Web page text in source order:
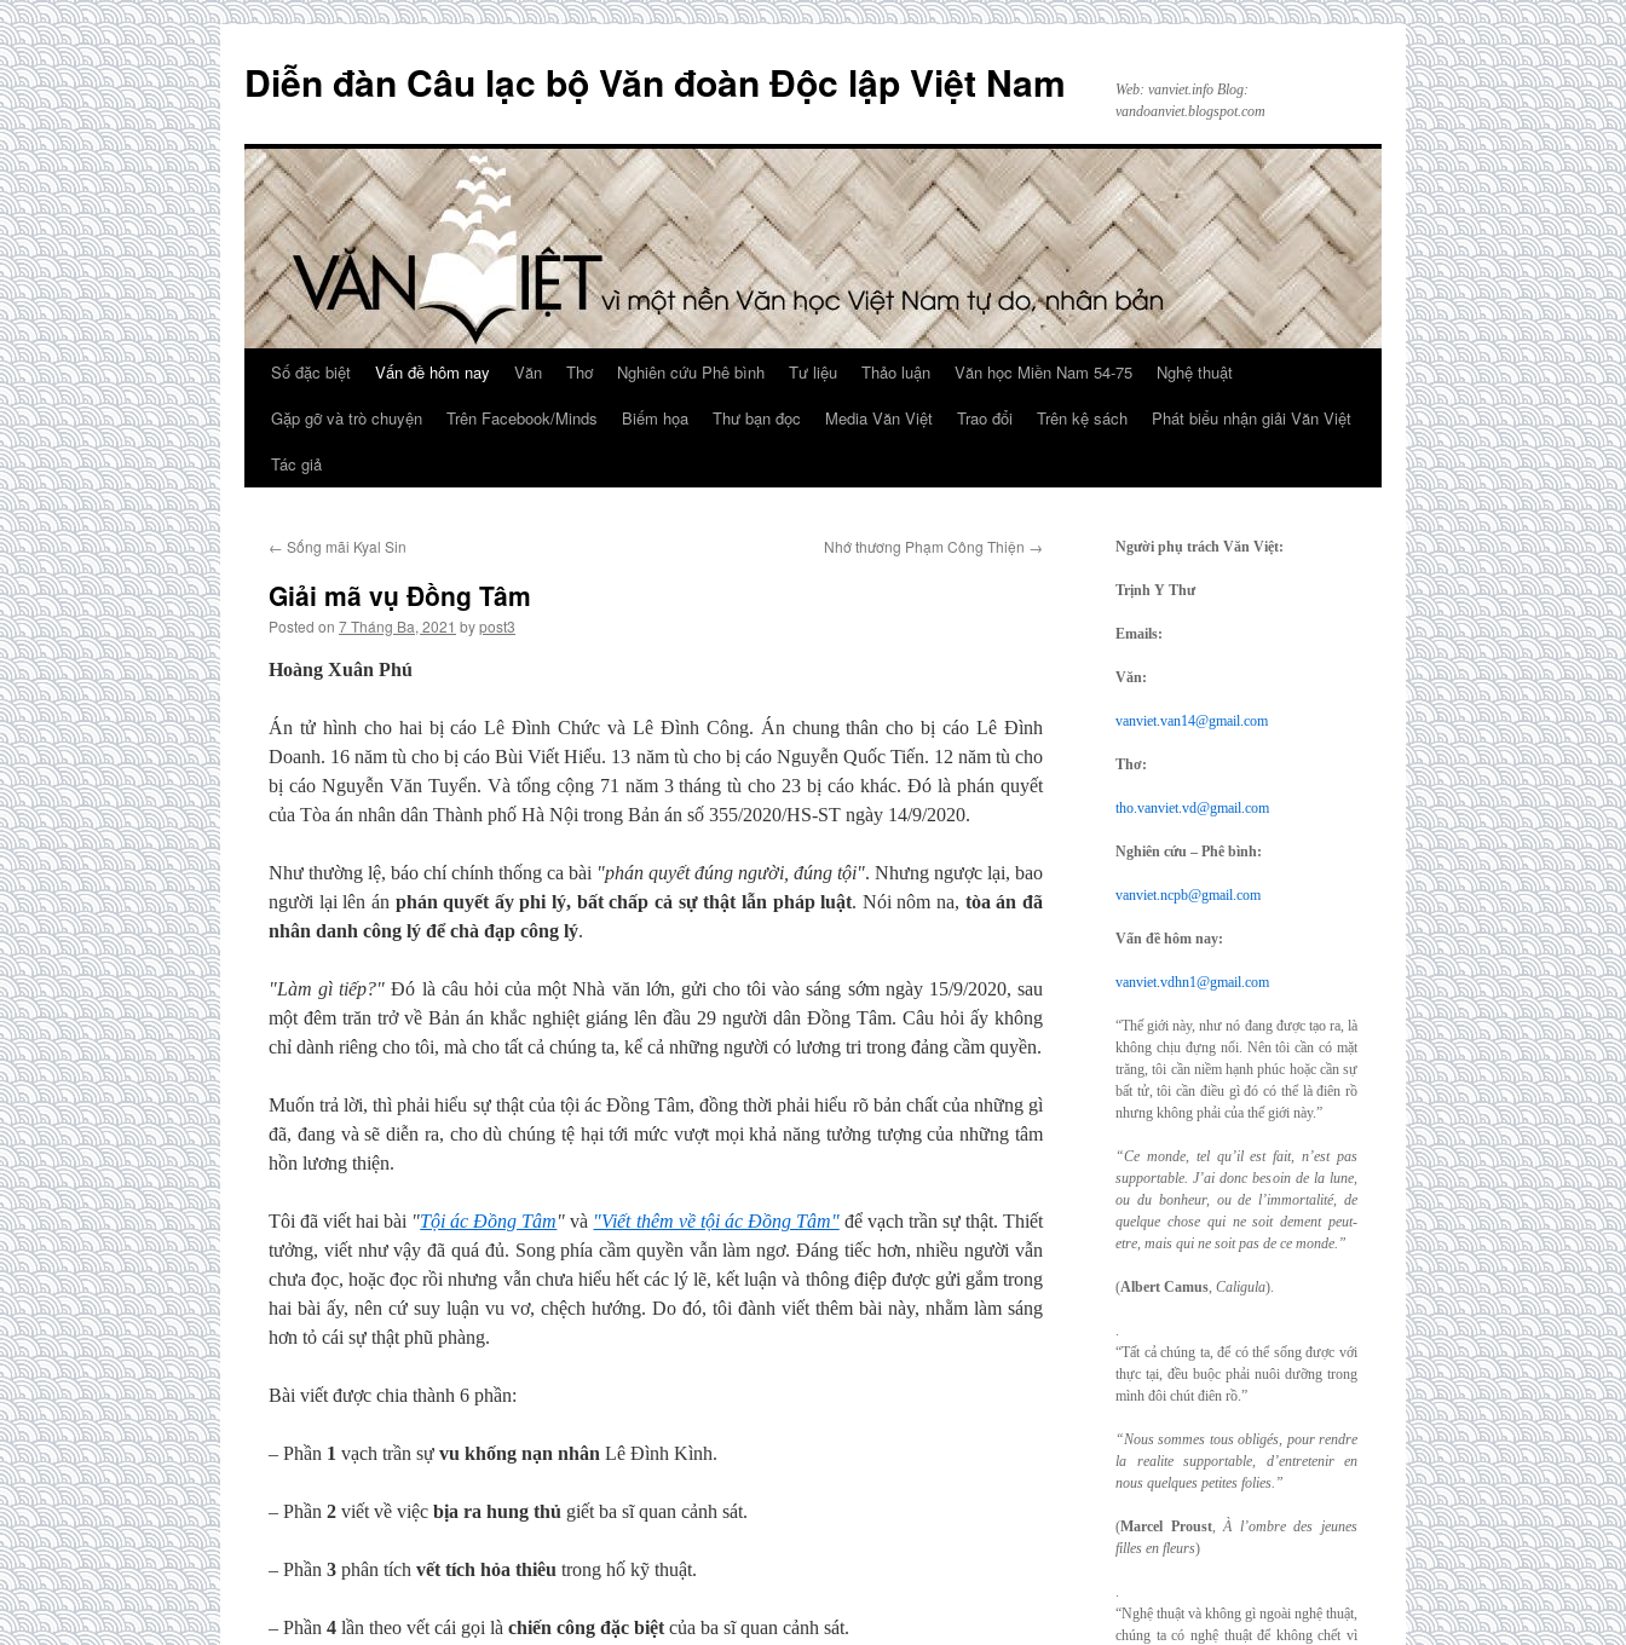
content
Diễn đàn Câu lạc bộ Văn đoàn Độc lập Việt Nam
Web: vanviet.info Blog:
vandoanviet.blogspot.com
Số đặc biệt Vấn đề hôm nay Văn Thơ Nghiên cứu Phê bình Tư liệu Thảo luận Văn học Miền Nam 54-75
Nghệ thuật
Gặp gỡ và trò chuyện
Trên Facebook/Minds Biếm họa Thư bạn đọc Media Văn Việt Trao đổi Trên kệ sách
Phát biểu nhận giải Văn Việt
Tác giả
← Sống mãi Kyal Sin Nhớ thương Phạm Công Thiện →
Giải mã vụ Đồng Tâm
Posted on 7 Tháng Ba, 2021 bypost3
Hoàng Xuân Phú
Án tử hình cho hai bị cáo Lê Đình Chức và Lê Đình Công. Án chung thân cho bị cáo Lê Đình
Doanh. 16 năm tù cho bị cáo Bùi Viết Hiểu. 13 năm tù cho bị cáo Nguyễn Quốc Tiến. 12 năm tù cho
bị cáo Nguyễn Văn Tuyển. Và tổng cộng 71 năm 3 tháng tù cho 23 bị cáo khác. Đó là phán quyết
của Tòa án nhân dân Thành phố Hà Nội trong Bản án số 355/2020/HS-ST ngày 14/9/2020.
Như thường lệ, báo chí chính thống ca bài "phán quyết đúng người, đúng tội". Nhưng ngược lại, bao
người lại lên án phán quyết ấy phi lý, bất chấp cả sự thật lẫn pháp luật. Nói nôm na, tòa án đã
nhân danh công lý để chà đạp công lý.
"Làm gì tiếp?" Đó là câu hỏi của một Nhà văn lớn, gửi cho tôi vào sáng sớm ngày 15/9/2020, sau
một đêm trăn trở về Bản án khắc nghiệt giáng lên đầu 29 người dân Đồng Tâm. Câu hỏi ấy không
chỉ dành riêng cho tôi, mà cho tất cả chúng ta, kể cả những người có lương tri trong đảng cầm quyền.
Muốn trả lời, thì phải hiểu sự thật của tội ác Đồng Tâm, đồng thời phải hiểu rõ bản chất của những gì
đã, đang và sẽ diễn ra, cho dù chúng tệ hại tới mức vượt mọi khả năng tưởng tượng của những tâm
hồn lương thiện.
Tôi đã viết hai bài "Tội ác Đồng Tâm" và "Viết thêm về tội ác Đồng Tâm"để vạch trần sự thật. Thiết
tưởng, viết như vậy đã quá đủ. Song phía cầm quyền vẫn làm ngơ. Đáng tiếc hơn, nhiều người vẫn
chưa đọc, hoặc đọc rồi nhưng vẫn chưa hiểu hết các lý lẽ, kết luận và thông điệp được gửi gắm trong
hai bài ấy, nên cứ suy luận vu vơ, chệch hướng. Do đó, tôi đành viết thêm bài này, nhằm làm sáng
hơn tỏ cái sự thật phũ phàng.
Bài viết được chia thành 6 phần:
– Phần 1 vạch trần sự vu khống nạn nhân Lê Đình Kình.
– Phần 2 viết về việc bịa ra hung thủ giết ba sĩ quan cảnh sát.
– Phần 3 phân tích vết tích hỏa thiêu trong hố kỹ thuật.
– Phần 4 lần theo vết cái gọi là chiến công đặc biệt của ba sĩ quan cảnh sát.
Người phụ trách Văn Việt:
Trịnh Y Thư
Emails:
Văn:
vanviet.van14@gmail.com
Thơ:
tho.vanviet.vd@gmail.com
Nghiên cứu – Phê bình:
vanviet.ncpb@gmail.com
Vấn đề hôm nay:
vanviet.vdhn1@gmail.com
“Thế giới này, như nó đang được tạo ra, là
không chịu đựng nổi. Nên tôi cần có mặt
trăng, tôi cần niềm hạnh phúc hoặc cần sự
bất tử, tôi cần điều gì đó có thể là điên rồ
nhưng không phải của thế giới này.”
“Ce monde, tel qu’il est fait, n’est pas
supportable. J’ai donc besoin de la lune,
ou du bonheur, ou de l’immortalité, de
quelque chose qui ne soit dement peut-
etre, mais qui ne soit pas de ce monde.”
(Albert Camus, Caligula).
.
“Tất cả chúng ta, để có thể sống được với
thực tại, đều buộc phải nuôi dưỡng trong
mình đôi chút điên rồ.”
“Nous sommes tous obligés, pour rendre
la realite supportable, d’entretenir en
nous quelques petites folies.”
(Marcel Proust,À l’ombre des jeunes
filles en fleurs)
.
“Nghệ thuật và không gì ngoài nghệ thuật,
chúng ta có nghệ thuật để không chết vì